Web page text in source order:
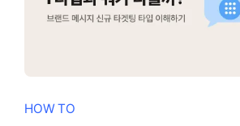
HOW TO